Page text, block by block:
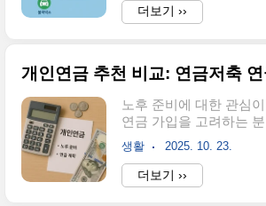
여러 보험사 견적을 확
는 매년 변동..
지 절약할 수 있습니다.
안전운전 점수, 자녀 할
리겠습니다. 매년 지출
러분의 상황에 맞는 최
아보세요. 특히 운전 패
라 받을 수 있는 할인 혜
까요.마일리지 할인으로
절약하기마일리지 할인
더보기 ››
노후 준비에 대한 관심
연금 가입을 고려하는
습니다. 하지만 연금저
떤 상품이 내게 맞는지,
떻게 받는지 고민이 많
세요! 오늘은 개인연금의
생활 2025. 10. 23.
더보기 ››